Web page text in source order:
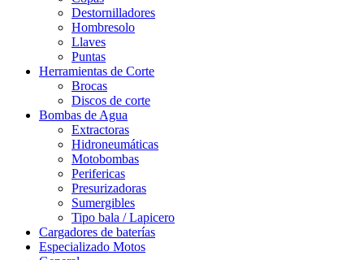
Destornilladores
Hombresolo
Llaves
Puntas
Herramientas de Corte
Brocas
Discos de corte
Bombas de Agua
Extractoras
Hidroneumáticas
Motobombas
Perifericas
Presurizadoras
Sumergibles
Tipo bala / Lapicero
Cargadores de baterías
Especializado Motos